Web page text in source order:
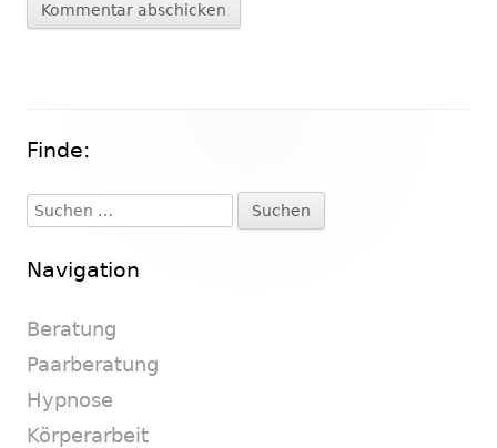
Haupt-
Seitenleiste
Finde:
Suchen
nach:
Navigation
Beratung
Paarberatung
Hypnose
Körperarbeit